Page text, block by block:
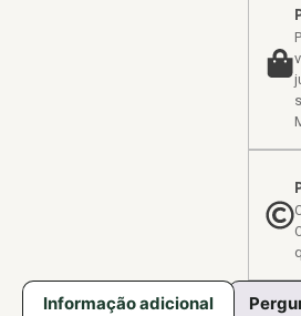
Informação adicional